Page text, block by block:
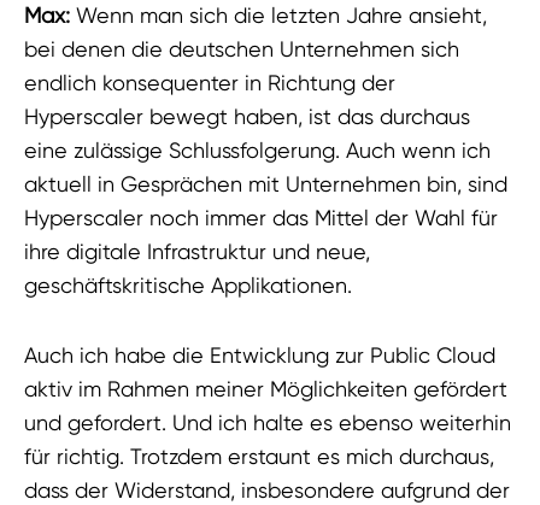
Max: Wenn man sich die letzten Jahre ansieht,
bei denen die deutschen Unternehmen sich
endlich konsequenter in Richtung der
Hyperscaler bewegt haben, ist das durchaus
eine zulässige Schlussfolgerung. Auch wenn ich
aktuell in Gesprächen mit Unternehmen bin, sind
Hyperscaler noch immer das Mittel der Wahl für
ihre digitale Infrastruktur und neue,
geschäftskritische Applikationen.
Auch ich habe die Entwicklung zur Public Cloud
aktiv im Rahmen meiner Möglichkeiten gefördert
und gefordert. Und ich halte es ebenso weiterhin
für richtig. Trotzdem erstaunt es mich durchaus,
dass der Widerstand, insbesondere aufgrund der